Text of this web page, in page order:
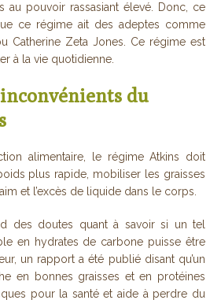
au pouvoir rassasiant élevé. Donc, ce
ce régime ait des adeptes comme
Catherine Zeta Jones. Ce régime est
à la vie quotidienne.
du
alimentaire, le régime Atkins doit
plus rapide, mobiliser les graisses
et l’excès de liquide dans le corps.
des doutes quant à savoir si un tel
en hydrates de carbone puisse être
un rapport a été publié disant qu’un
en bonnes graisses et en protéines
pour la santé et aide à perdre du